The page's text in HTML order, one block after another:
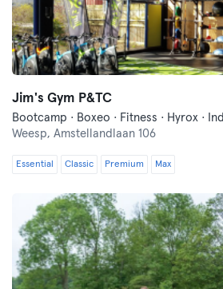
Jim's Gym P&TC
Bootcamp · Boxeo · Fitness · Hyrox ·
Weesp, Amstellandlaan 106
Essential Classic Premium Max